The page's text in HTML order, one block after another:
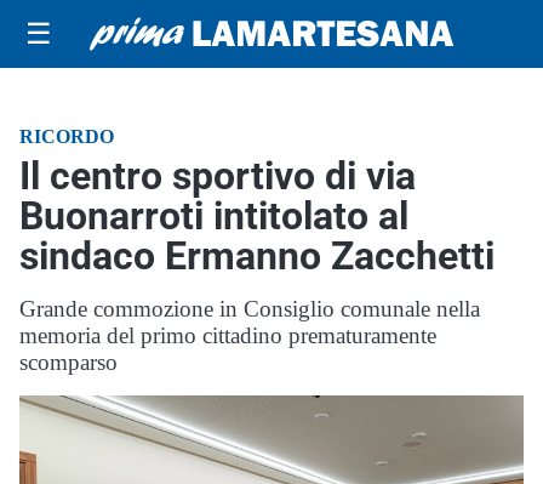
☰
RICORDO
Il centro sportivo di via
Buonarroti intitolato al
sindaco Ermanno Zacchetti
Grande commozione in Consiglio comunale nella
memoria del primo cittadino prematuramente
scomparso